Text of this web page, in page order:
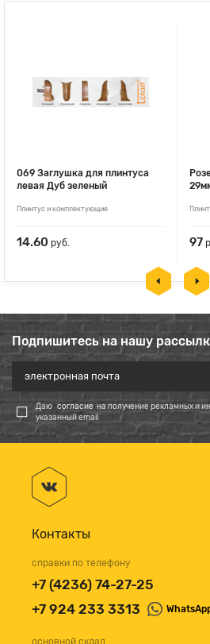
069 Заглушка для плинтуса
левая Дуб зеленый
Плинтус и комплектующие
14.60 руб. 97
Подпишитесь на нашу
Даю согласие на получение рекламных и
указанный email
Контакты
справки по телефону
+7 (4236) 74-27-25
+7 924 233 3313
основной склад